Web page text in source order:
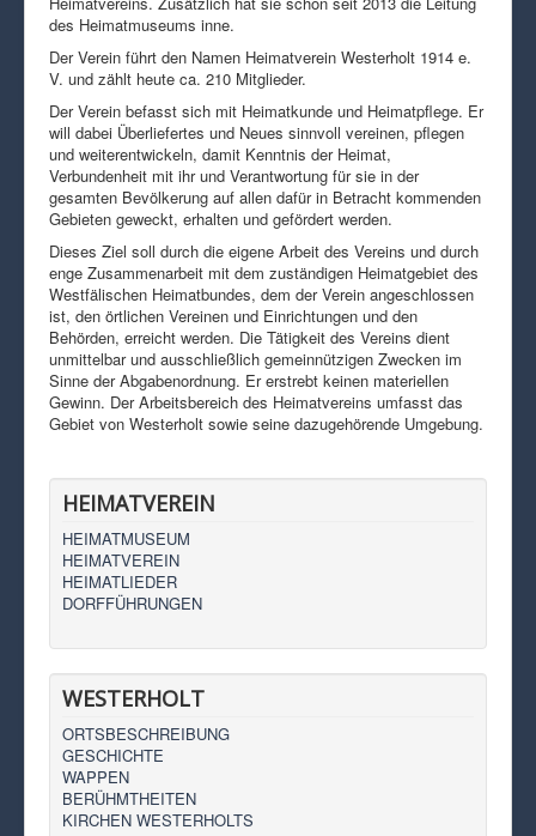
des Heimatmuseums inne.
Der Verein führt den Namen Heimatverein Westerholt 1914 e.
V. und zählt heute ca. 210 Mitglieder.
Der Verein befasst sich mit Heimatkunde und Heimatpflege. Er
will dabei Überliefertes und Neues sinnvoll vereinen, pflegen
und weiterentwickeln, damit Kenntnis der Heimat,
Verbundenheit mit ihr und Verantwortung für sie in der
gesamten Bevölkerung auf allen dafür in Betracht kommenden
Gebieten geweckt, erhalten und gefördert werden.
Dieses Ziel soll durch die eigene Arbeit des Vereins und durch
enge Zusammenarbeit mit dem zuständigen Heimatgebiet des
Westfälischen Heimatbundes, dem der Verein angeschlossen
ist, den örtlichen Vereinen und Einrichtungen und den
Behörden, erreicht werden. Die Tätigkeit des Vereins dient
unmittelbar und ausschließlich gemeinnützigen Zwecken im
Sinne der Abgabenordnung. Er erstrebt keinen materiellen
Gewinn. Der Arbeitsbereich des Heimatvereins umfasst das
Gebiet von Westerholt sowie seine dazugehörende Umgebung.
HEIMATVEREIN
HEIMATMUSEUM
HEIMATVEREIN
HEIMATLIEDER
DORFFÜHRUNGEN
WESTERHOLT
ORTSBESCHREIBUNG
GESCHICHTE
WAPPEN
BERÜHMTHEITEN
KIRCHEN WESTERHOLTS